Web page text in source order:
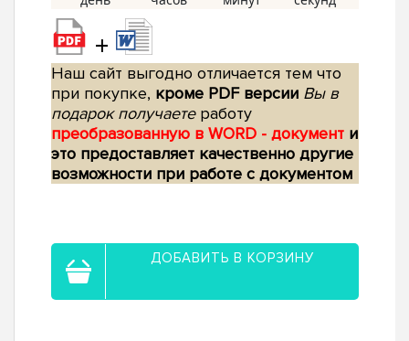
+
Наш сайт выгодно отличается тем что
при покупке, кроме PDF версии Вы в
подарок получаетеработу
преобразованную в WORD - документ и
это предоставляет качественно другие
возможности при работе с документом
ДОБАВИТЬ В КОРЗИНУ